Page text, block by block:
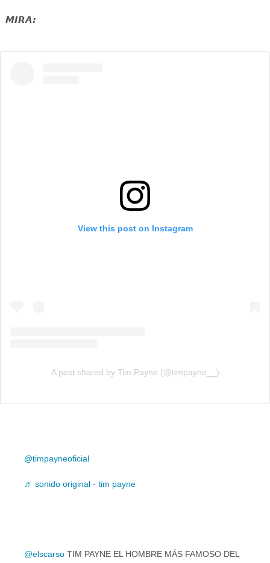
MIRA:
View this post on Instagram
A post shared by Tim Payne (@timpayne__)
@timpayneoficial
♬ sonido original - tim payne
@elscarso TIM PAYNE EL HOMBRE MÁS FAMOSO DEL